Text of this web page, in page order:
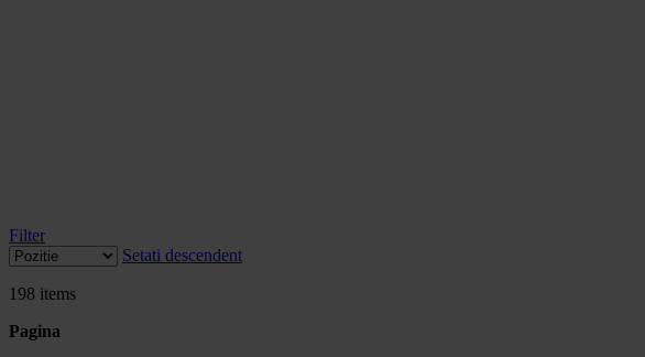
Filter
Setati descendent
198 items
Pagina